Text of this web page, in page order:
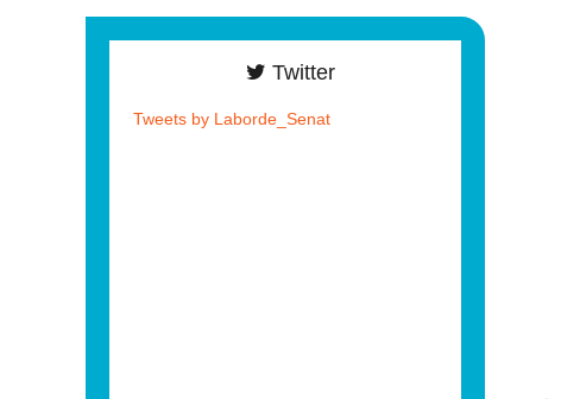
Twitter
Tweets by Laborde_Senat